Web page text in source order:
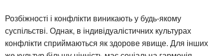
Розбіжності і конфлікти виникають у будь-якому
суспільстві. Однак, в індивідуалістичних культурах
конфлікти сприймаються як здорове явище. Для інших